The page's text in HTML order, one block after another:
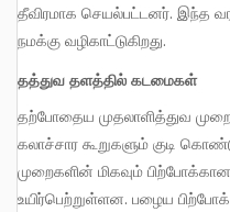
தீவிரமாக செயல்பட்டனர். இந்த
நமக்கு வழிகாட்டுகிறது.
தத்துவ தளத்தில் கடமைகள்
தற்போதைய முதலாளித்துவ முறையின் கீழ் பழைய நிலப்பிரபுத்துவ
கலாச்சார கூறுகளும் குடி
முறைகளின் மிகவும்
உயிர்பெற்றுள்ளன. பழைய